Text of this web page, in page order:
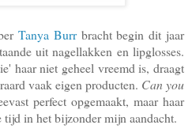
Tanya Burrbracht begin dit jaar
uit nagellakken en lipglosses.
haar niet geheel vreemd is, draagt
vaak eigen producten. Can you
perfect opgemaakt, maar haar
in het bijzonder mijn aandacht.